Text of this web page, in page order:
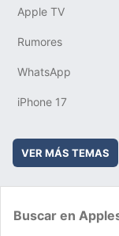
Apple TV
Rumores
WhatsApp
iPhone 17
VER MÁS TEMAS